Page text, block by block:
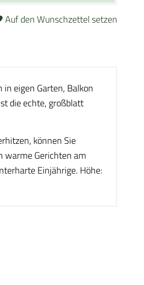
Auf den Wunschzettel setzen
eigen Garten, Balkon
die echte, großblatt
können Sie
warme Gerichten am
Einjährige. Höhe: